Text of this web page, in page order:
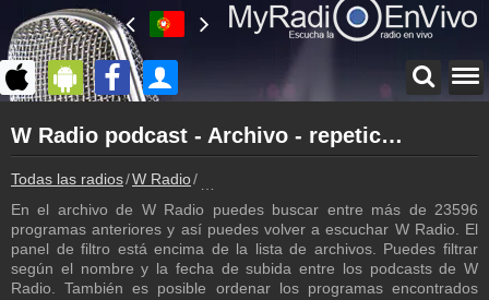
myradioenvivo.mx
W Radio
Atrás a la página de W Radio
Inicio de sesión
¡Crea una cuenta propia!
Lista de canciones
W Radio podcast - Archivo - repetición de los programas
Todas las radios W Radio
En el archivo de W Radio puedes buscar entre más de 23596
programas anteriores y así puedes volver a escuchar W Radio. El
panel de filtro está encima de la lista de archivos. Puedes filtrar
según el nombre y la fecha de subida entre los podcasts de W
Radio. También es posible ordenar los programas encontrados